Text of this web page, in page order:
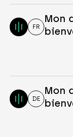
FR
Mon
DE
Mon